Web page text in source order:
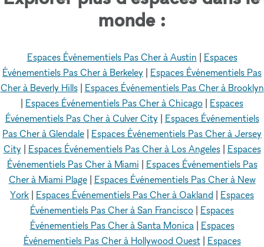
monde :
Espaces Événementiels Pas Cher à Austin | Espaces
Événementiels Pas Cher à Berkeley | Espaces Événementiels Pas
Cher à Beverly Hills| Espaces Événementiels Pas Cher à Brooklyn
| Espaces Événementiels Pas Cher à Chicago | Espaces
Événementiels Pas Cher à Culver City | Espaces Événementiels
Pas Cher à Glendale | Espaces Événementiels Pas Cher à Jersey
City | Espaces Événementiels Pas Cher à Los Angeles| Espaces
Événementiels Pas Cher à Miami | Espaces Événementiels Pas
Cher à Miami Plage| Espaces Événementiels Pas Cher à New
York | Espaces Événementiels Pas Cher à Oakland | Espaces
Événementiels Pas Cher à San Francisco | Espaces
Événementiels Pas Cher à Santa Monica | Espaces
Événementiels Pas Cher à Hollywood Ouest| Espaces